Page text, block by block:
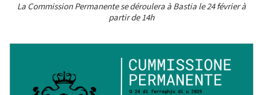
La Commission Permanente se déroulera à Bastia le 24 février à
partir de 14h